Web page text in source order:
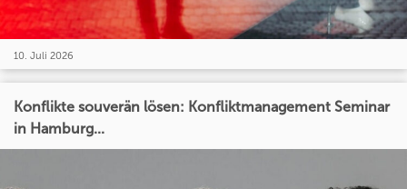
10. Juli 2026
Konflikte souverän lösen: Konfliktmanagement Seminar
in Hamburg...